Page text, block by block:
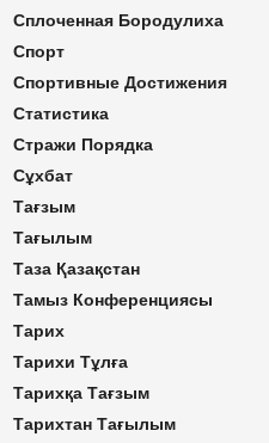
Сплоченная Бородулиха
Спорт
Спортивные Достижения
Статистика
Стражи Порядка
Сұхбат
Тағзым
Тағылым
Таза Қазақстан
Тамыз Конференциясы
Тарих
Тарихи Тұлға
Тарихқа Тағзым
Тарихтан Тағылым